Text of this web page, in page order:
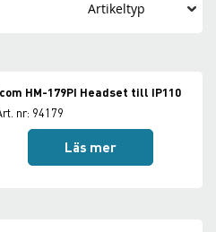
HM-179PI Headset till IP110
nr: 94179
Läs mer